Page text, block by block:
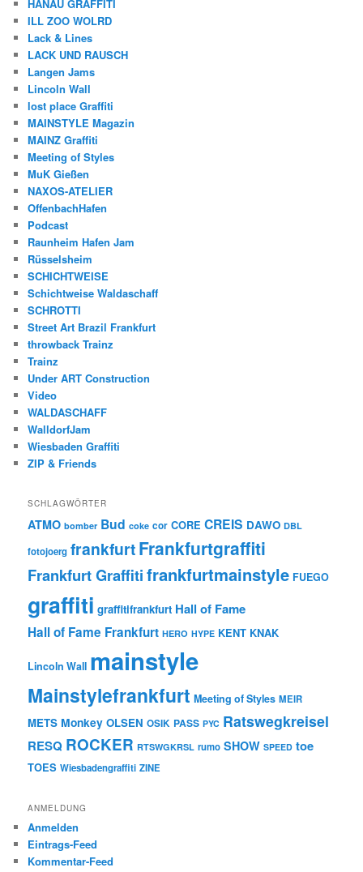
HANAU GRAFFITI
ILL ZOO WOLRD
Lack & Lines
LACK UND RAUSCH
Langen Jams
Lincoln Wall
lost place Graffiti
MAINSTYLE Magazin
MAINZ Graffiti
Meeting of Styles
MuK Gießen
NAXOS-ATELIER
OffenbachHafen
Podcast
Raunheim Hafen Jam
Rüsselsheim
SCHICHTWEISE
Schichtweise Waldaschaff
SCHROTTI
Street Art Brazil Frankfurt
throwback Trainz
Trainz
Under ART Construction
Video
WALDASCHAFF
WalldorfJam
Wiesbaden Graffiti
ZIP & Friends
SCHLAGWÖRTER
ATMO bomber Bud coke cor CORE CREIS DAWO DBL
fotojoerg frankfurtFrankfurtgraffiti
Frankfurt Graffitifrankfurtmainstyle FUEGO
graffiti graffitifrankfurt Hall of Fame
Hall of Fame Frankfurt HERO HYPE KENT KNAK
Lincoln Wall mainstyle
Mainstylefrankfurt Meeting of Styles MEIR
METS Monkey OLSEN OSIK PASS PYC Ratswegkreisel
RESQ ROCKER RTSWGKRSL rumo SHOW SPEED toe
TOES Wiesbadengraffiti ZINE
ANMELDUNG
Anmelden
Eintrags-Feed
Kommentar-Feed